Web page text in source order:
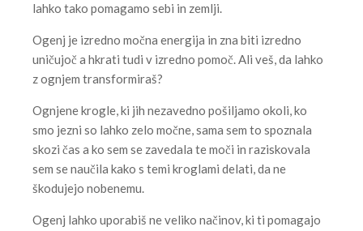
lahko tako pomagamo sebi in zemlji.
Ogenj je izredno močna energija in zna biti izredno
uničujoč a hkrati tudi v izredno pomoč. Ali veš, da lahko
z ognjem transformiraš?
Ognjene krogle, ki jih nezavedno pošiljamo okoli, ko
smo jezni so lahko zelo močne, sama sem to spoznala
skozi čas a ko sem se zavedala te moči in raziskovala
sem se naučila kako s temi kroglami delati, da ne
škodujejo nobenemu.
Ogenj lahko uporabiš ne veliko načinov, ki ti pomagajo